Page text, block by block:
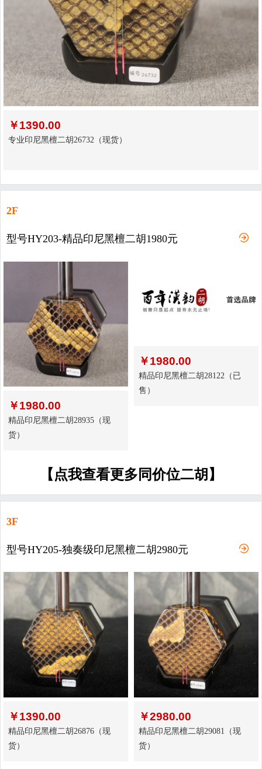
￥1390.00
专业印尼黑檀二胡26732（现货）
2F
型号HY203-精品印尼黑檀二胡1980元
￥1980.00
精品印尼黑檀二胡28935（现
货）
￥1980.00
精品印尼黑檀二胡28122（已
售）
【点我查看更多同价位二胡】
3F
型号HY205-独奏级印尼黑檀二胡2980元
￥1390.00
精品印尼黑檀二胡26876（现
货）
￥2980.00
精品印尼黑檀二胡29081（现
货）